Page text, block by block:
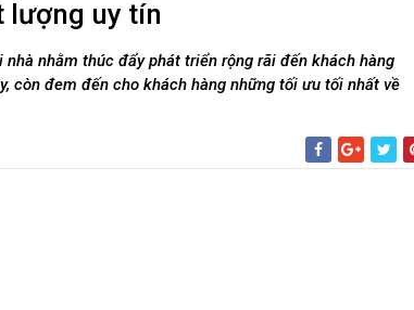
lượng uy tín
nhằm thúc đẩy phát triển rộng rãi đến khách hàng
còn đem đến cho khách hàng những tối ưu tối nhất về